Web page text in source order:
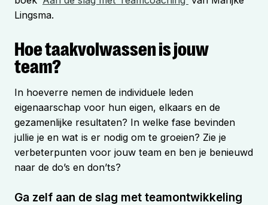
Lingsma.
Hoe taakvolwassen is jouw
team?
In hoeverre nemen de individuele leden
eigenaarschap voor hun eigen, elkaars en de
gezamenlijke resultaten? In welke fase bevinden
jullie je en wat is er nodig om te groeien? Zie je
verbeterpunten voor jouw team en ben je benieuwd
naar de do’s en don’ts?
Ga zelf aan de slag met teamontwikkeling